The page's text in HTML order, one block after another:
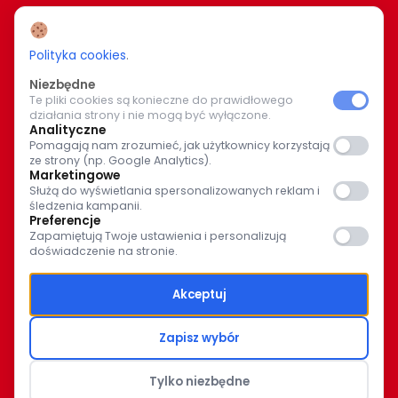
bialystok@caritas.pl
WIĘCEJ O NAS
Bądź z nami na bieżąco. Wspólnymi siłami pomagajmy
potrzebującym.
Polityka Ochrony Dzieci
Polityka cookies.
Niezbędne
Te pliki cookies są konieczne do prawidłowego
działania strony i nie mogą być wyłączone.
Analityczne
Pomagają nam zrozumieć, jak użytkownicy korzystają
ze strony (np. Google Analytics).
Marketingowe
Służą do wyświetlania spersonalizowanych reklam i
śledzenia kampanii.
Preferencje
Zapamiętują Twoje ustawienia i personalizują
doświadczenie na stronie.
Akceptuj
Zapisz wybór
Tylko niezbędne